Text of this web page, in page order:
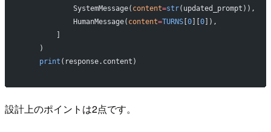
            SystemMessage(
content=str(updated_prompt)),
            HumanMessage(
content=TURNS[0][0]),
        ]
    )
    print
(response.content)
設計上のポイントは2点です。